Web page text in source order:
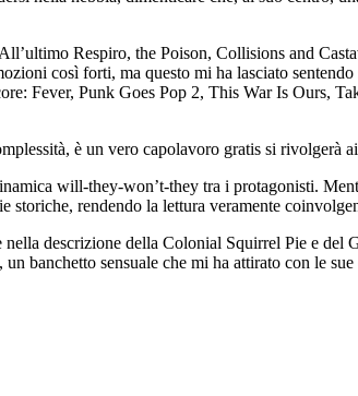
Respiro, the Poison, Collisions and
così forti, ma questo mi ha lasciato
Fever, Punk Goes Pop 2, This War Is Ours,
è un vero capolavoro gratis si rivolgerà
will-they-won’t-they tra i protagonisti.
rendendo la lettura veramente
descrizione della Colonial Squirrel Pie e del
banchetto sensuale che mi ha attirato con le